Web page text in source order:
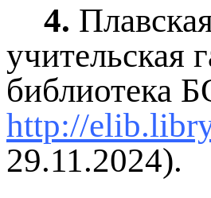
4.
учительская
библиотека
http://
29.11.2024).